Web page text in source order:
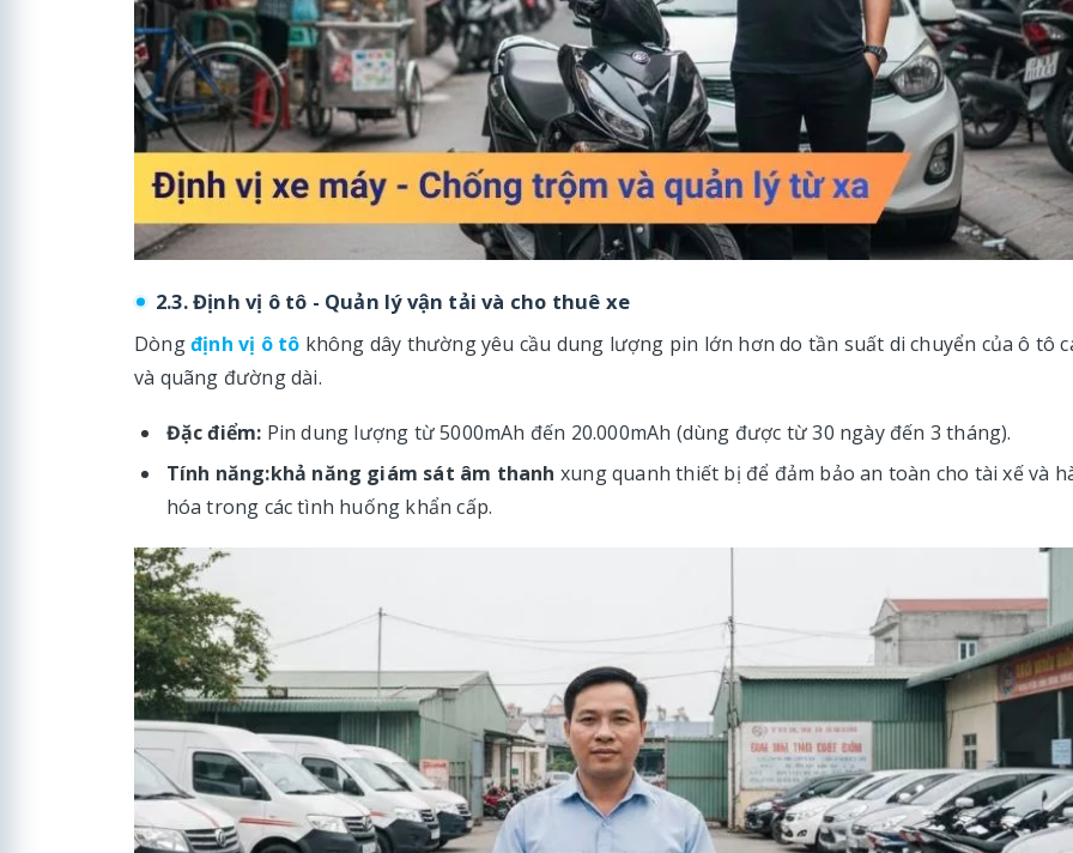
2.3. Định vị ô tô - Quản lý vận tải và cho thuê xe
Dòngđịnh vị ô tô không dây thường yêu cầu dung lượng pin lớn hơn do tần suất di chuyển của ô tô
và quãng đường dài.
Đặc điểm: Pin dung lượng từ 5000mAh đến 20.000mAh (dùng được từ 30 ngày đến 3 tháng).
Tính năng:khả năng giám sát âm thanh xung quanh thiết bị để đảm bảo an toàn cho tài xế và
hóa trong các tình huống khẩn cấp.